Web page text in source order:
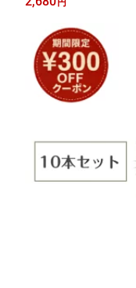
ィスプレイ カフェ リビ
円